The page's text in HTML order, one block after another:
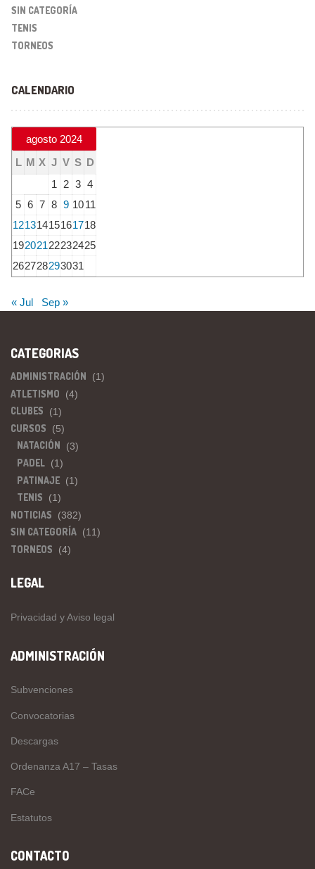
SIN CATEGORÍA
TENIS
TORNEOS
CALENDARIO
agosto 2024
L M X J V S D
1
2 3 4
5 6 7 8 9 1011
12131415161718
19202122232425
262728293031
« Jul Sep »
CATEGORIAS
ADMINISTRACIÓN (1)
ATLETISMO (4)
CLUBES (1)
CURSOS (5)
NATACIÓN (3)
PADEL (1)
PATINAJE (1)
TENIS (1)
NOTICIAS (382)
SIN CATEGORÍA (11)
TORNEOS (4)
LEGAL
Privacidad y Aviso legal
ADMINISTRACIÓN
Subvenciones
Convocatorias
Descargas
Ordenanza A17 – Tasas
FACe
Estatutos
CONTACTO